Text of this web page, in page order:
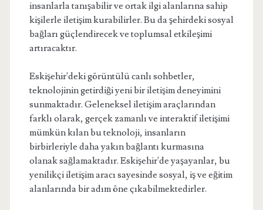
insanlarla tanışabilir ve ortak ilgi alanlarına sahip
kişilerle iletişim kurabilirler. Bu da şehirdeki sosyal
bağları güçlendirecek ve toplumsal etkileşimi
artıracaktır.
Eskişehir'deki görüntülü canlı sohbetler,
teknolojinin getirdiği yeni bir iletişim deneyimini
sunmaktadır. Geleneksel iletişim araçlarından
farklı olarak, gerçek zamanlı ve interaktif iletişimi
mümkün kılan bu teknoloji, insanların
birbirleriyle daha yakın bağlantı kurmasına
olanak sağlamaktadır. Eskişehir'de yaşayanlar, bu
yenilikçi iletişim aracı sayesinde sosyal, iş ve eğitim
alanlarında bir adım öne çıkabilmektedirler.